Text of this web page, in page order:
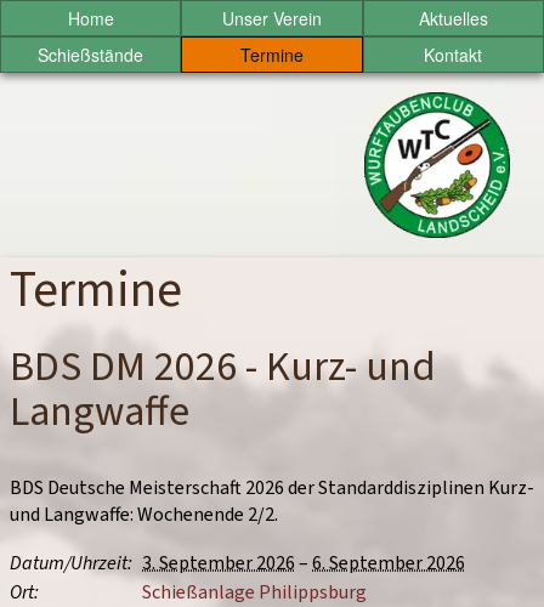
zum
Inhalt
Home Unser Verein
Aktuelles
Schießstände
Termine Kontakt
Wurftaubenclub
Landscheid
Termine
BDS DM 2026 - Kurz- und
Langwaffe
BDS Deutsche Meisterschaft 2026 der Standarddisziplinen Kurz-
und Langwaffe: Wochenende 2/2.
Datum/Uhrzeit 3. September 2026–6. September 2026
Ort
Schießanlage Philippsburg